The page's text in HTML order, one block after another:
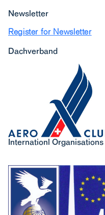
Newsletter
Register for Newsletter
Dachverband
Internationl Organisations